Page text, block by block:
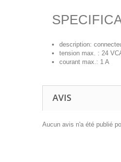
description:
tension max. : 24
courant max.: 1 A
AVIS
Aucun avis n'a été publié